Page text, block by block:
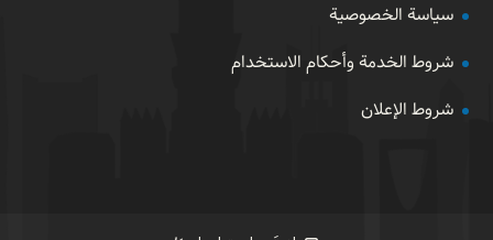
سياسة الخصوصية
شروط الخدمة وأحكام الاستخدام
شروط الإعلان